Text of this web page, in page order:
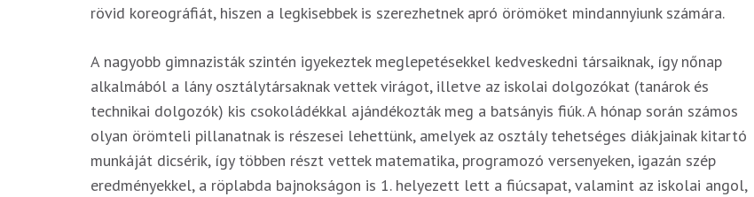
rövid koreográfiát, hiszen a legkisebbek is szerezhetnek apró örömöket mindannyiunk számára.
A nagyobb gimnazisták szintén igyekeztek meglepetésekkel kedveskedni társaiknak, így nőnap
alkalmából a lány osztálytársaknak vettek virágot, illetve az iskolai dolgozókat (tanárok és
technikai dolgozók) kis csokoládékkal ajándékozták meg a batsányis fiúk. A hónap során számos
olyan örömteli pillanatnak is részesei lehettünk, amelyek az osztály tehetséges diákjainak kitartó
munkáját dicsérik, így többen részt vettek matematika, programozó versenyeken, igazán szép
eredményekkel, a röplabda bajnokságon is 1. helyezett lett a fiúcsapat, valamint az iskolai angol,